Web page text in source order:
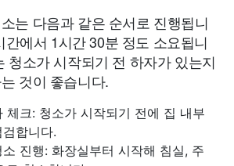
는 다음과 같은 순서로 진행됩니
간에서 1시간 30분 정도 소요됩니
청소가 시작되기 전 하자가 있는지
것이 좋습니다.
체크: 청소가 시작되기 전에 집 내부
합니다.
진행: 화장실부터 시작해 침실, 주